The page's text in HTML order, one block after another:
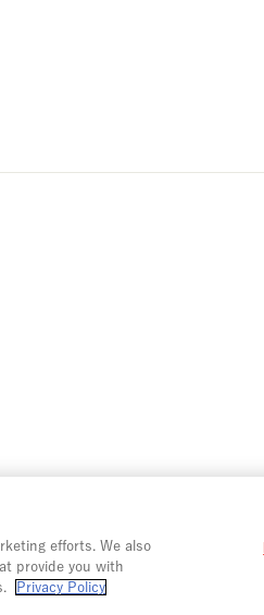
efforts. We also
provide you with
Privacy Policy